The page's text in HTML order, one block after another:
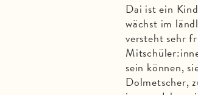
Dai ist ein
wächst im
versteht sehr
sein können,
Dolmetscher,